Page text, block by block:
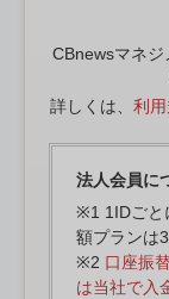
CBnewsマネ
詳しくは、 利
法人会員に
※1 1IDごと
額プランは
※2 口座振
は当社で入